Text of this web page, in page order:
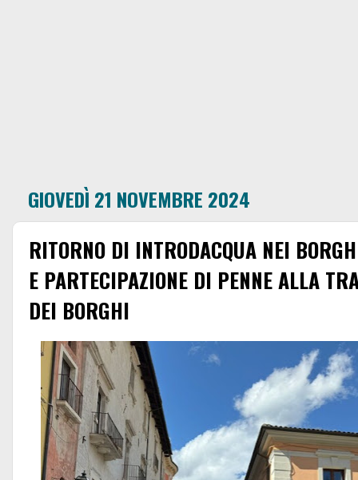
GIOVEDÌ 21 NOVEMBRE 2024
RITORNO DI INTRODACQUA NEI
E PARTECIPAZIONE DI PENNE ALLA
DEI BORGHI